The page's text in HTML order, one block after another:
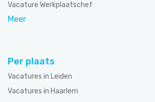
Vacature Werkplaatschef
Meer
Per plaats
Vacatures in Leiden
Vacatures in Haarlem